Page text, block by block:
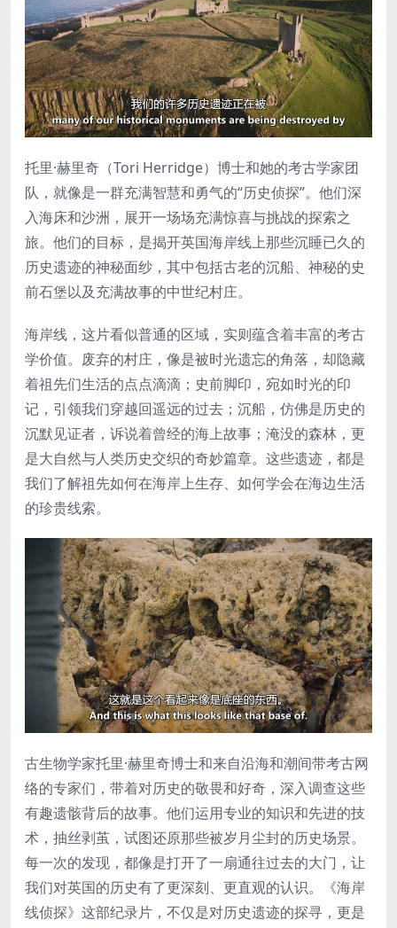
托里·赫里奇（Tori Herridge）博士和她的考古学家团
队，就像是一群充满智慧和勇气的“历史侦探”。他们深
入海床和沙洲，展开一场场充满惊喜与挑战的探索之
旅。他们的目标，是揭开英国海岸线上那些沉睡已久的
历史遗迹的神秘面纱，其中包括古老的沉船、神秘的史
前石堡以及充满故事的中世纪村庄。
海岸线，这片看似普通的区域，实则蕴含着丰富的考古
学价值。废弃的村庄，像是被时光遗忘的角落，却隐藏
着祖先们生活的点点滴滴；史前脚印，宛如时光的印
记，引领我们穿越回遥远的过去；沉船，仿佛是历史的
沉默见证者，诉说着曾经的海上故事；淹没的森林，更
是大自然与人类历史交织的奇妙篇章。这些遗迹，都是
我们了解祖先如何在海岸上生存、如何学会在海边生活
的珍贵线索。
古生物学家托里·赫里奇博士和来自沿海和潮间带考古网
络的专家们，带着对历史的敬畏和好奇，深入调查这些
有趣遗骸背后的故事。他们运用专业的知识和先进的技
术，抽丝剥茧，试图还原那些被岁月尘封的历史场景。
每一次的发现，都像是打开了一扇通往过去的大门，让
我们对英国的历史有了更深刻、更直观的认识。《海岸
线侦探》这部纪录片，不仅是对历史遗迹的探寻，更是